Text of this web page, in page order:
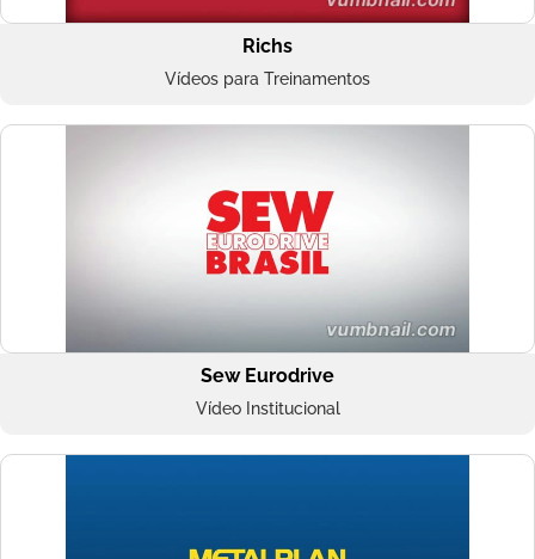
Richs
Vídeos para Treinamentos
Sew Eurodrive
Vídeo Institucional